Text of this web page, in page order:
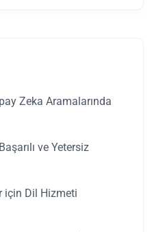
Zeka Aramalarında
ve Yetersiz
için Dil Hizmeti